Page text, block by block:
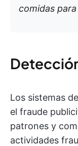
comidas
Los sistemas
el fraude
patrones y
actividades